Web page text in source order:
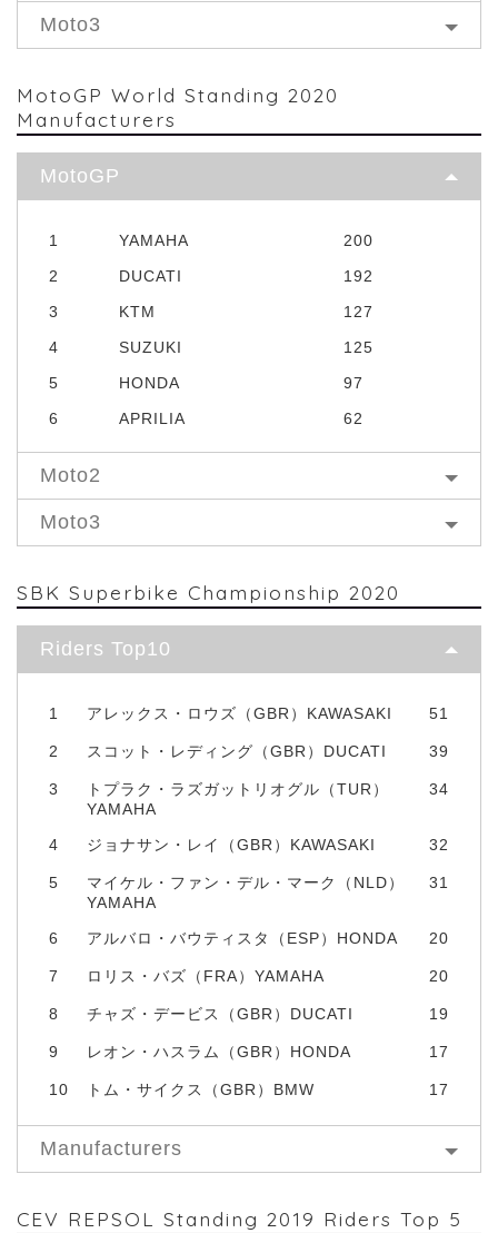
Moto3
MotoGP World Standing 2020
Manufacturers
MotoGP
1 YAMAHA
200
2
DUCATI
192
3
KTM
127
4
SUZUKI
125
5
HONDA
97
6
APRILIA 62
Moto2
Moto3
SBK Superbike Championship 2020
Riders Top10
1 アレックス・ロウズ（GBR）KAWASAKI 51
2 スコット・レディング（GBR）DUCATI 39
3
トプラク・ラズガットリオグル（TUR）
YAMAHA
34
4 ジョナサン・レイ（GBR）KAWASAKI 32
5
マイケル・ファン・デル・マーク（NLD）
YAMAHA
31
6 アルバロ・バウティスタ（ESP）HONDA 20
7 ロリス・バズ（FRA）YAMAHA 20
8 チャズ・デービス（GBR）DUCATI 19
9 レオン・ハスラム（GBR）HONDA 17
10 トム・サイクス（GBR）BMW 17
Manufacturers
CEV REPSOL Standing 2019 Riders Top 5